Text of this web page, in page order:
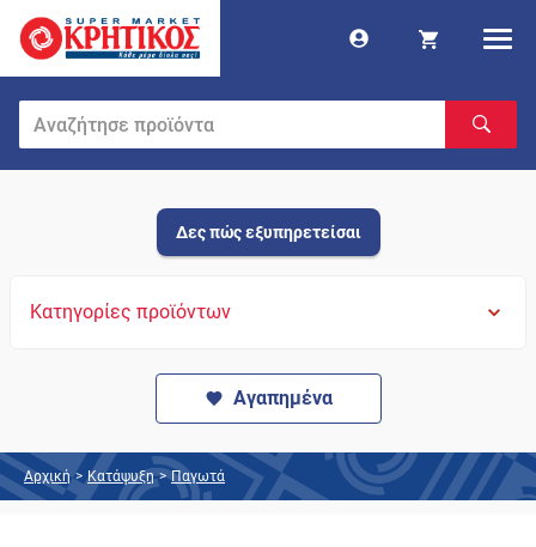
Δες πώς εξυπηρετείσαι
Κατηγορίες προϊόντων
Αγαπημένα
Αρχική > Κατάψυξη > Παγωτά